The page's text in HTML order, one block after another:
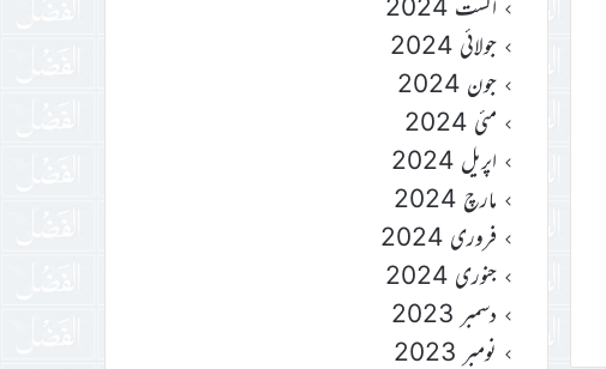
اگست 2024
جولائی 2024
جون 2024
مئی 2024
اپریل 2024
مارچ 2024
فروری 2024
جنوری 2024
دسمبر 2023
نومبر 2023